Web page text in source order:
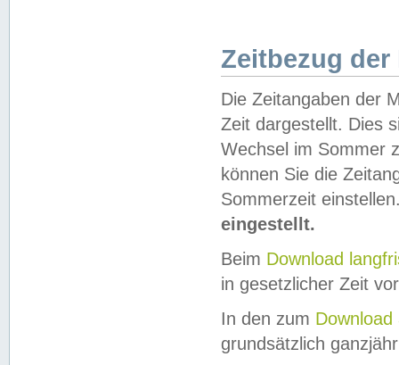
Zeitbezug der
Die Zeitangaben der
Zeit dargestellt. Dies
Wechsel im Sommer
können Sie die
Sommerzeit
eingestellt.
Beim Download
in gesetzlicher Zeit
In den zum Download
grundsätzlich